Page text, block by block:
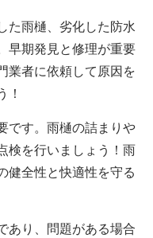
た雨樋、劣化した防水
早期発見と修理が重要
業者に依頼して原因を
！
です。雨樋の詰まりや
検を行いましょう！雨
健全性と快適性を守る
あり、問題がある場合